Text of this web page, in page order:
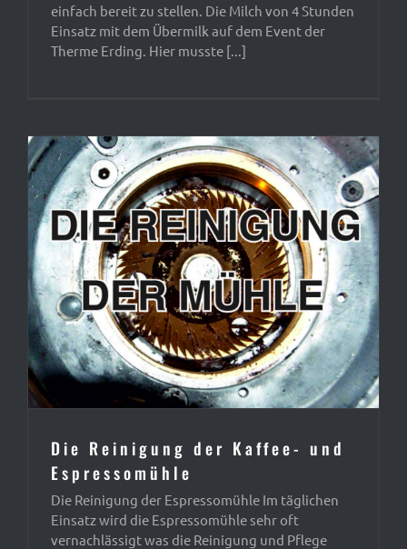
einfach bereit zu stellen. Die Milch von 4 Stunden
Einsatz mit dem Übermilk auf dem Event der
Therme Erding. Hier musste [...]
Die Reinigung der Kaffee- und
Espressomühle
Die Reinigung der Espressomühle Im täglichen
Einsatz wird die Espressomühle sehr oft
vernachlässigt was die Reinigung und Pflege